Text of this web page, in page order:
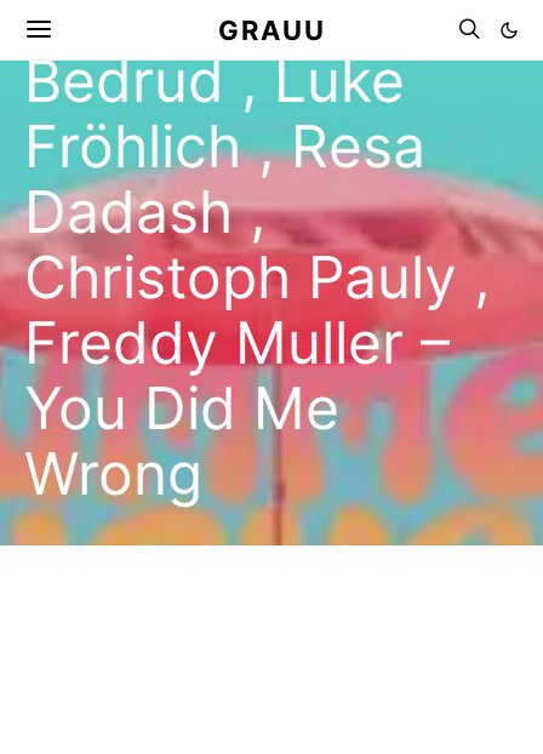
GRAUU
Bedrud , Luke
Fröhlich , Resa
Dadash ,
Christoph Pauly ,
Freddy Muller –
You Did Me
Wrong